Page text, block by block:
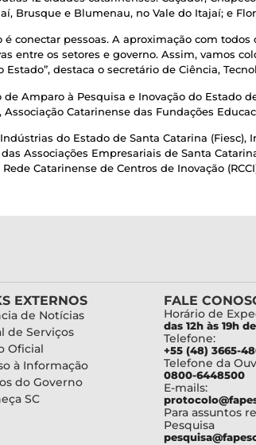
Brusque e Blumenau, no Vale do Itajaí; e
conectar pessoas. A aproximação com
entre os setores e governo. Assim, vamos
destaca o secretário de Ciência,
Amparo à Pesquisa e Inovação do Estado
Associação Catarinense das Fundações
do Estado de Santa Catarina (Fiesc),
Associações Empresariais de Santa
Catarinense de Centros de Inovação
EXTERNOS
de Notícias
de Serviços
Oficial
à Informação
do Governo
SC
FALE
Horário de
das 12h às 19h
Telefone:
+55 (48) 3665-
Telefone da
0800-6448500
E-mails:
Para assuntos
Pesquisa